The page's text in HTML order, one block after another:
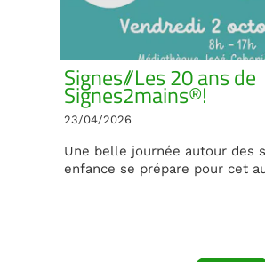
Signes//Les 20 ans de
Signes2mains®!
23/04/2026
Une belle journée autour des
enfance se prépare pour cet